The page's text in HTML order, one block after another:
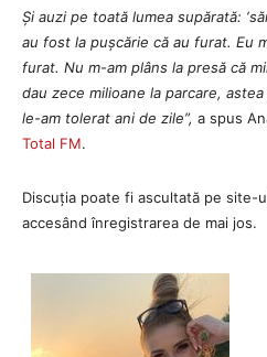
Și auzi pe toată lumea supărată:
au fost la pușcărie că au furat. Eu
furat. Nu m-am plâns la presă că
dau zece milioane la parcare,
le-am tolerat ani de zile”, a spus
Total FM.
Discuția poate fi ascultată pe site-
accesând înregistrarea de mai jos.